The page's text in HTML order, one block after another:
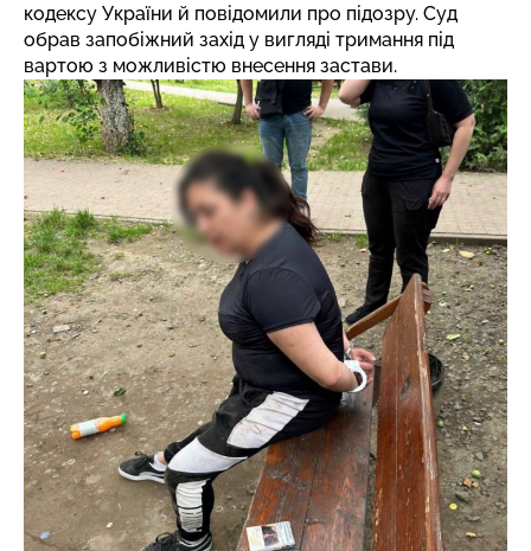
кодексу України й повідомили про підозру. Суд
обрав запобіжний захід у вигляді тримання під
вартою з можливістю внесення застави.